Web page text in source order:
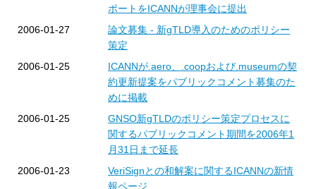
ポートをICANNが理事会に提出
2006-01-27
論文募集 - 新gTLD導入のためのポリシー
策定
2006-01-25
ICANNが.aero、.coopおよび.museumの契
約更新提案をパブリックコメント募集のた
めに掲載
2006-01-25
GNSO新gTLDのポリシー策定プロセスに
関するパブリックコメント期間を2006年1
月31日まで延長
2006-01-23
VeriSignとの和解案に関するICANNの新情
報ページ